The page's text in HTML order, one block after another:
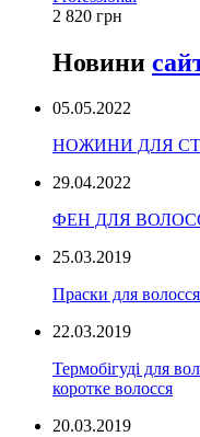
2 820 грн
Новини
05.05.2022
НОЖИНИ ДЛЯ
29.04.2022
ФЕН ДЛЯ
25.03.2019
Праски для
22.03.2019
Термобігуді для
коротке волосся
20.03.2019